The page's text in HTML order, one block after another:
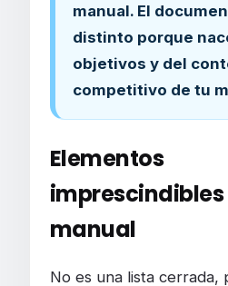
manual. El
distinto porque
objetivos y del
competitivo de tu
Elementos
imprescindibles
manual
No es una lista cerrada,